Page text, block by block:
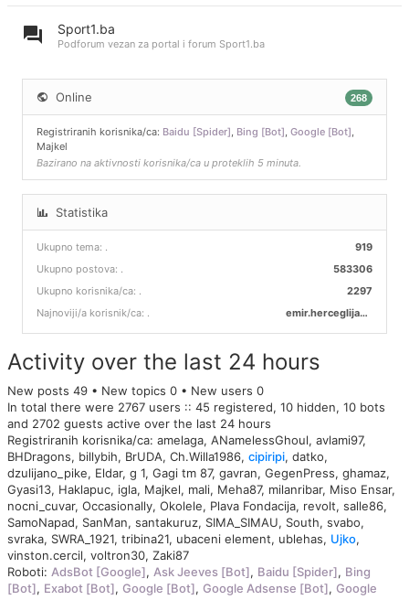
Sport1.ba
Podforum vezan za portal i forum Sport1.ba
Online 268
Registriranih korisnika/ca: Baidu [Spider], Bing [Bot], Google [Bot],
Majkel
Bazirano na aktivnosti korisnika/ca u proteklih 5 minuta.
Statistika
Ukupno tema: 919
.
Ukupno postova:
583306
.
Ukupno korisnika/ca:
2297
.
Najnoviji/a korisnik/ca:
emir.herceglija00
.
Activity over the last 24 hours
New posts 49 • New topics 0 • New users 0
In total there were 2767 users :: 45 registered, 10 hidden, 10 bots
and 2702 guests active over the last 24 hours
Registriranih korisnika/ca: amelaga, ANamelessGhoul, avlami97,
BHDragons, billybih, BrUDA, Ch.Willa1986, cipiripi, datko,
dzulijano_pike, Eldar, g 1, Gagi tm 87, gavran, GegenPress, ghamaz,
Gyasi13, Haklapuc, igla, Majkel, mali, Meha87, milanribar, Miso Ensar,
nocni_cuvar, Occasionally, Okolele, Plava Fondacija, revolt, salle86,
SamoNapad, SanMan, santakuruz, SIMA_SIMAU, South, svabo,
svraka, SWRA_1921, tribina21, ubaceni element, ublehas, Ujko,
vinston.cercil, voltron30, Zaki87
Roboti: AdsBot [Google], Ask Jeeves [Bot], Baidu [Spider], Bing
[Bot], Exabot [Bot], Google [Bot], Google Adsense [Bot], Google